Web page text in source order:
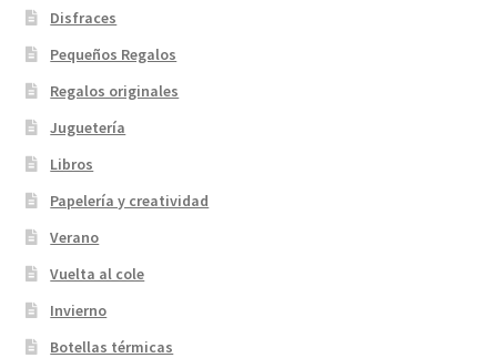
Disfraces
Pequeños Regalos
Regalos originales
Juguetería
Libros
Papelería y creatividad
Verano
Vuelta al cole
Invierno
Botellas térmicas